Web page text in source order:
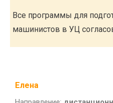
Все программы для
машинистов в УЦ
Елена